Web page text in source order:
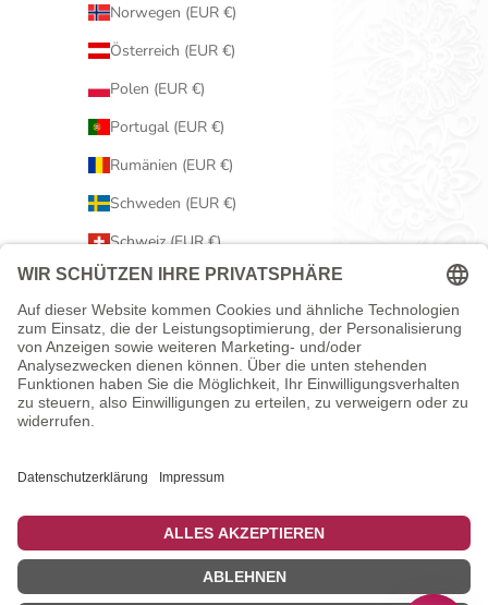
Norwegen (EUR €)
Österreich (EUR €)
Polen (EUR €)
Portugal (EUR €)
Rumänien (EUR €)
Schweden (EUR €)
Schweiz (EUR €)
Serbien (EUR €)
Slowakei (EUR €)
Slowenien (EUR €)
Spanien (EUR €)
Ungarn (EUR €)
Zypern (EUR €)